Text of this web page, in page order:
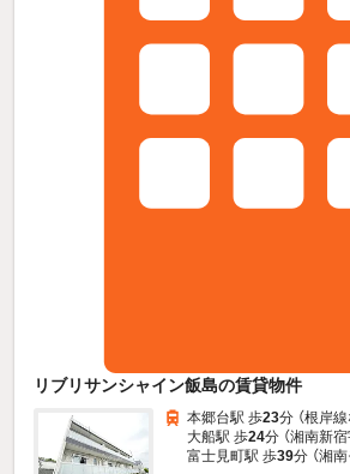
リブリサンシャイン飯島の賃貸物件
本郷台駅 歩23分 （根岸線
大船駅 歩24分 （湘南新
富士見町駅 歩39分 （湘南